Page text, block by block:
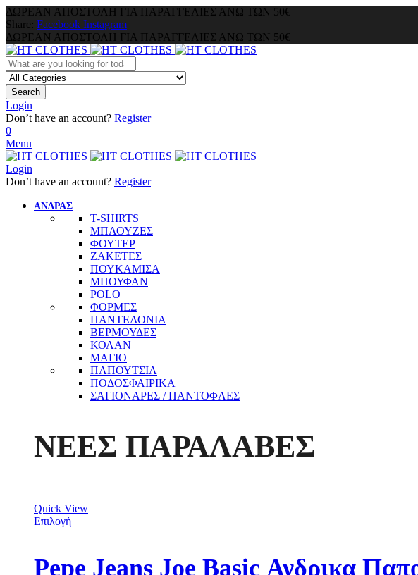
ΔΩΡΕΑΝ ΑΠΟΣΤΟΛΗ ΓΙΑ ΠΑΡΑΓΓΕΛΙΕΣ ΑΝΩ ΤΩΝ 50€
Share: Facebook Instagram
ΔΩΡΕΑΝ ΑΠΟΣΤΟΛΗ ΓΙΑ ΠΑΡΑΓΓΕΛΙΕΣ ΑΝΩ ΤΩΝ 50€
Search
Login
Don’t have an account? Register
0
Menu
Login
Don’t have an account? Register
ΑΝΔΡΑΣ
T-SHIRTS
ΜΠΛΟΥΖΕΣ
ΦΟΥΤΕΡ
ΖΑΚΕΤΕΣ
ΠΟΥΚΑΜΙΣΑ
ΜΠΟΥΦΑΝ
POLO
ΦΟΡΜΕΣ
ΠΑΝΤΕΛΟΝΙΑ
ΒΕΡΜΟΥΔΕΣ
ΚΟΛΑΝ
ΜΑΓΙΟ
ΠΑΠΟΥΤΣΙΑ
ΠΟΔΟΣΦΑΙΡΙΚΑ
ΣΑΓΙΟΝΑΡΕΣ / ΠΑΝΤΟΦΛΕΣ
ΝΕΕΣ ΠΑΡΑΛΑΒΕΣ
Quick View
Επιλογή
Pepe Jeans Joe Basic Ανδρικα